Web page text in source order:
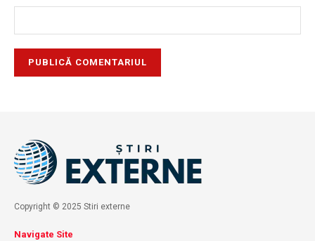
Copyright © 2025 Stiri externe
Navigate Site